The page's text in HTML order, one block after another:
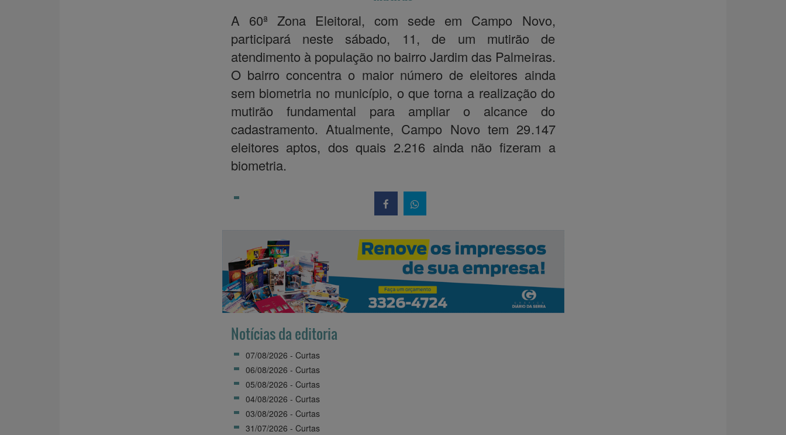
A 60ª Zona Eleitoral, com sede em Campo Novo,
participará neste sábado, 11, de um mutirão de
atendimento à população no bairro Jardim das Palmeiras.
O bairro concentra o maior número de eleitores ainda
sem biometria no município, o que torna a realização do
mutirão fundamental para ampliar o alcance do
cadastramento. Atualmente, Campo Novo tem 29.147
eleitores aptos, dos quais 2.216 ainda não fizeram a
biometria.
Notícias da editoria
07/08/2026 - Curtas
06/08/2026 - Curtas
05/08/2026 - Curtas
04/08/2026 - Curtas
03/08/2026 - Curtas
31/07/2026 - Curtas